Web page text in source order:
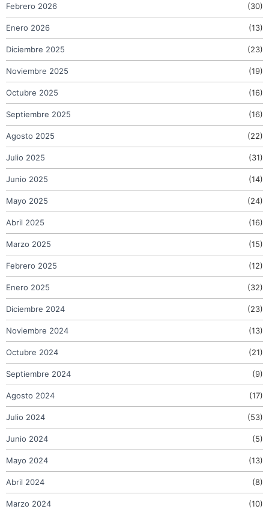
Febrero 2026 (30)
Enero 2026 (13)
Diciembre 2025 (23)
Noviembre 2025 (19)
Octubre 2025 (16)
Septiembre 2025 (16)
Agosto 2025 (22)
Julio 2025 (31)
Junio 2025 (14)
Mayo 2025 (24)
Abril 2025 (16)
Marzo 2025 (15)
Febrero 2025 (12)
Enero 2025 (32)
Diciembre 2024 (23)
Noviembre 2024 (13)
Octubre 2024 (21)
Septiembre 2024 (9)
Agosto 2024 (17)
Julio 2024 (53)
Junio 2024 (5)
Mayo 2024 (13)
Abril 2024 (8)
Marzo 2024 (10)